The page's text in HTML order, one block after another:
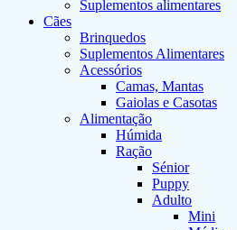
Suplementos alimentares
Cães
Brinquedos
Suplementos Alimentares
Acessórios
Camas, Mantas
Gaiolas e Casotas
Alimentação
Húmida
Ração
Sénior
Puppy
Adulto
Mini